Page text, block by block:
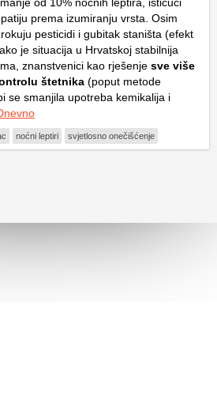
prema izumiranju vrsta. Osim
pesticidi i gubitak staništa (efekt
je situacija u Hrvatskoj stabilnija
znanstvenici kao rješenje sve više
štetnika (poput metode
se smanjila upotreba kemikalija i
noćni leptiri svjetlosno onečišćenje